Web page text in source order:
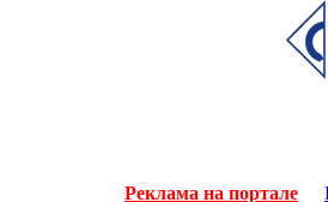
Реклама на портале